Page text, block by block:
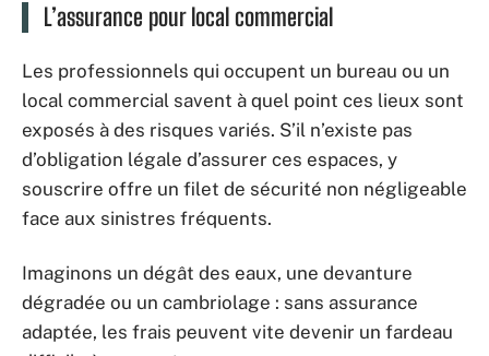
L’assurance pour local commercial
Les professionnels qui occupent un bureau ou un
local commercial savent à quel point ces lieux sont
exposés à des risques variés. S’il n’existe pas
d’obligation légale d’assurer ces espaces, y
souscrire offre un filet de sécurité non négligeable
face aux sinistres fréquents.
Imaginons un dégât des eaux, une devanture
dégradée ou un cambriolage : sans assurance
adaptée, les frais peuvent vite devenir un fardeau